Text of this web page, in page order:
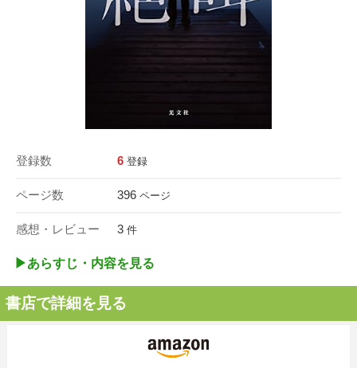
登録数 6 登録
ページ数 396 ページ
感想・レビュー 3 件
▶︎あらすじ・内容を見る
書店で詳細を見る